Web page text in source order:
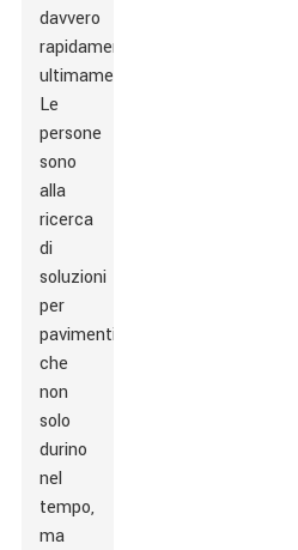
davvero
rapidamente
ultimamente.
Le
persone
sono
alla
ricerca
di
soluzioni
per
pavimenti
che
non
solo
durino
nel
tempo,
ma